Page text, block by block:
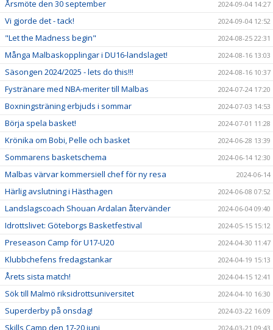
Årsmöte den 30 september 2024-09-04 14:27
Vi gjorde det - tack! 2024-09-04 12:52
"Let the Madness begin" 2024-08-25 22:31
Många Malbaskopplingar i DU16-landslaget! 2024-08-16 13:03
Säsongen 2024/2025 - lets do this!!! 2024-08-16 10:37
Fystränare med NBA-meriter till Malbas 2024-07-24 17:20
Boxningsträning erbjuds i sommar 2024-07-03 14:53
Börja spela basket! 2024-07-01 11:28
Krönika om Bobi, Pelle och basket 2024-06-28 13:39
Sommarens basketschema 2024-06-14 12:30
Malbas värvar kommersiell chef för ny resa 2024-06-14
Härlig avslutning i Hästhagen 2024-06-08 07:52
Landslagscoach Shouan Ardalan återvänder 2024-06-04 09:40
Idrottslivet: Göteborgs Basketfestival 2024-05-15 15:12
Preseason Camp för U17-U20 2024-04-30 11:47
Klubbchefens fredagstankar 2024-04-19 15:13
Årets sista match! 2024-04-15 12:41
Sök till Malmö riksidrottsuniversitet 2024-04-10 16:30
Superderby på onsdag! 2024-03-22 16:09
Skills Camp den 17-20 juni 2024-03-21 09:43